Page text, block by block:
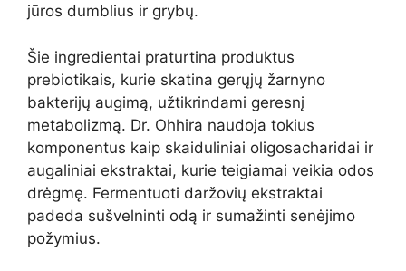
jūros dumblius ir grybų.
Šie ingredientai praturtina produktus
prebiotikais, kurie skatina gerųjų žarnyno
bakterijų augimą, užtikrindami geresnį
metabolizmą. Dr. Ohhira naudoja tokius
komponentus kaip skaiduliniai oligosacharidai ir
augaliniai ekstraktai, kurie teigiamai veikia odos
drėgmę. Fermentuoti daržovių ekstraktai
padeda sušvelninti odą ir sumažinti senėjimo
požymius.